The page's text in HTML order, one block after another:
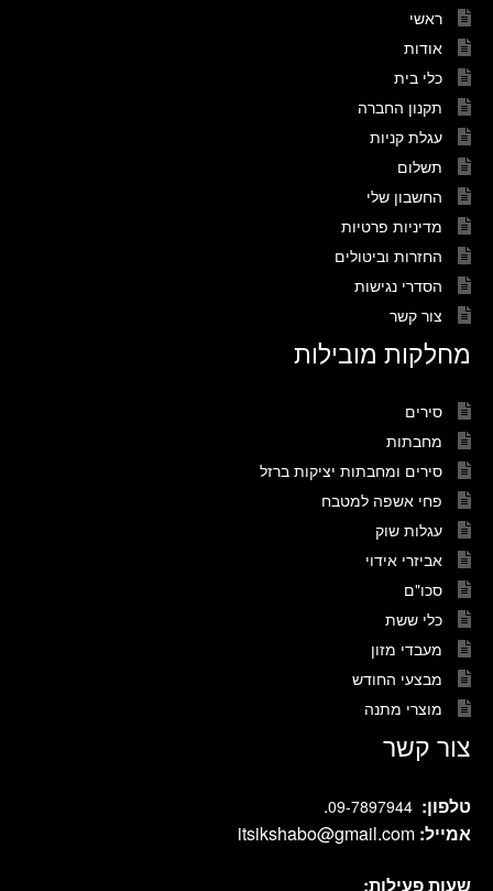
ראשי
אודות
כלי בית
תקנון החברה
עגלת קניות
תשלום
החשבון שלי
מדיניות פרטיות
החזרות וביטולים
הסדרי נגישות
צור קשר
מחלקות מובילות
סירים
מחבתות
סירים ומחבתות יציקות ברזל
פחי אשפה למטבח
עגלות שוק
אביזרי אידוי
סכו"ם
כלי ששת
מעבדי מזון
מבצעי החודש
מוצרי מתנה
צור קשר
טלפון: 09-7897944
.
אמייל: itsikshabo@gmail.com
שעות פעילות: